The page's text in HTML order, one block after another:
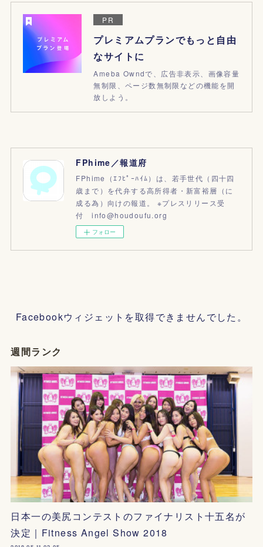
PR
プレミアムプランでもっと自由
なサイトに
Ameba Owndで、広告非表示、画像容量
無制限、ページ数無制限などの機能を開
放しよう。
FPhime／報道府
FPhime（ｴﾌﾋﾟｰﾊｲﾑ）は、若手世代（四十四
歳まで）を代弁する高所得者・新富裕層（に
成る為）向けの報道。 ※プレスリリース受
付 info@houdoufu.org
フォロー
Facebookウィジェットを取得できませんでした。
週間ランク
日本一の美尻コンテストのファイナリスト十五名が
決定｜Fitness Angel Show 2018